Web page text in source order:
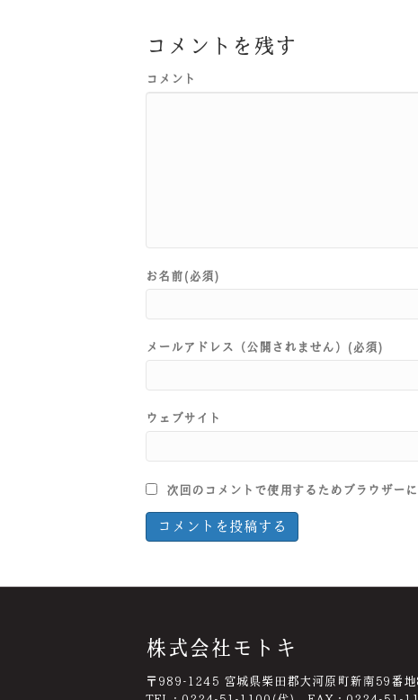
コメントを残す
コメント
お名前(必須)
メールアドレス（公開されません）(必須)
ウェブサイト
次回のコメントで使用するためブラウザー
株式会社モトキ
〒989-1245 宮城県柴田郡大河原町新南59番地